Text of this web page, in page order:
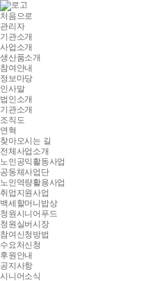
처음으로
관리자
기관소개
사업소개
생산품소개
참여안내
정보마당
인사말
법인소개
기관소개
조직도
연혁
찾아오시는 길
전체사업소개
노인공익활동사업
공동체사업단
노인역량활용사업
취업지원사업
백세할머니밥상
청원시니어푸드
청원실버시장
참여신청방법
수요처신청
후원안내
공지사항
시니어소식